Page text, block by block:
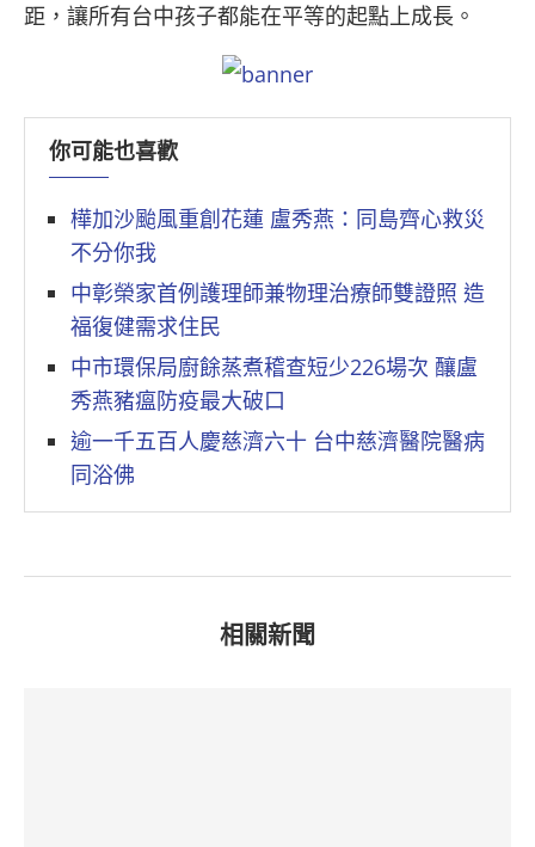
距，讓所有台中孩子都能在平等的起點上成長。
你可能也喜歡
樺加沙颱風重創花蓮 盧秀燕：同島齊心救災
不分你我
中彰榮家首例護理師兼物理治療師雙證照 造
福復健需求住民
中市環保局廚餘蒸煮稽查短少226場次 釀盧
秀燕豬瘟防疫最大破口
逾一千五百人慶慈濟六十 台中慈濟醫院醫病
同浴佛
相關新聞